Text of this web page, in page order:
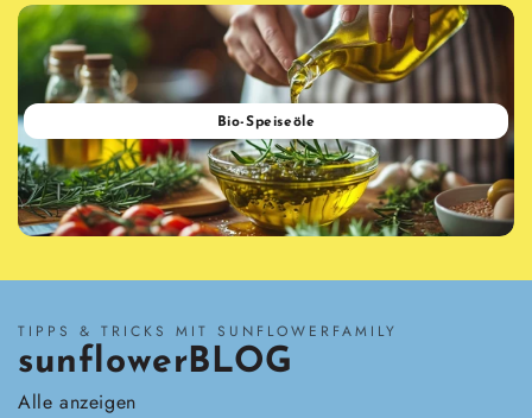
Bio-Speise­öle
TIPPS & TRICKS MIT SUNFLOWERFAMILY
sunflowerBLOG
Alle anzeigen